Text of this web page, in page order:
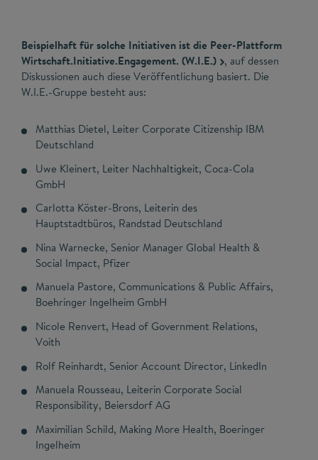
Beispielhaft für solche Initiativen ist die Peer-Plattform
Wirtschaft.Initiative.Engagement. (W.I.E.) , auf dessen
Diskussionen auch diese Veröffentlichung basiert. Die
W.I.E.-Gruppe besteht aus:
Matthias Dietel, Leiter Corporate Citizenship IBM
Deutschland
Uwe Kleinert, Leiter Nachhaltigkeit, Coca-Cola
GmbH
Carlotta Köster-Brons, Leiterin des
Hauptstadtbüros, Randstad Deutschland
Nina Warnecke, Senior Manager Global Health &
Social Impact, Pfizer
Manuela Pastore, Communications & Public Affairs,
Boehringer Ingelheim GmbH
Nicole Renvert, Head of Government Relations,
Voith
Rolf Reinhardt, Senior Account Director, LinkedIn
Manuela Rousseau, Leiterin Corporate Social
Responsibility, Beiersdorf AG
Maximilian Schild, Making More Health, Boeringer
Ingelheim